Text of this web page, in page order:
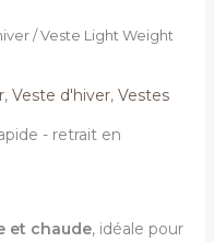
/ Veste Light Weight
, Veste d'hiver, Vestes
- retrait en
et chaude, idéale pour